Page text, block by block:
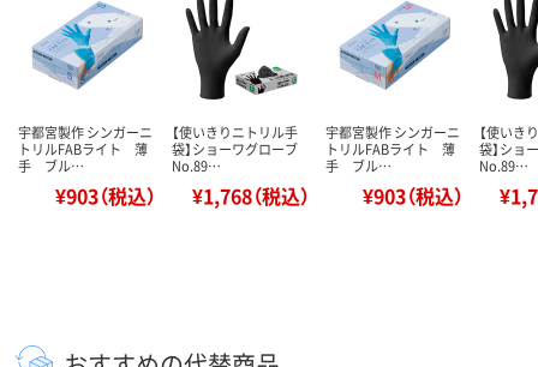
宇都宮製作 シンガーニ
トリルFABライト 薄
手 ブル…
¥903（税込）
【使いきりニトリル手
袋】ショーワグローブ
No.89…
¥1,768（税込）
宇都宮製作 シンガーニ
トリルFABライト 薄
手 ブル…
¥903（税込）
【使いき
袋】ショ
No.89…